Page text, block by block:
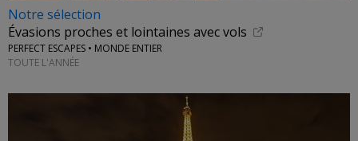
Notre sélection
Évasions proches et lointaines avec vols
PERFECT ESCAPES • MONDE ENTIER
TOUTE L'ANNÉE